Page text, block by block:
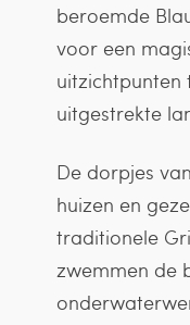
beroemde
voor een
uitzichtpunten
uitgestrekte
De dorpjes
huizen en
traditionele
zwemmen de